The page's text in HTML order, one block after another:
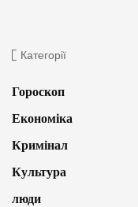
Категорії
Гороскоп
Економіка
Кримінал
Культура
люди